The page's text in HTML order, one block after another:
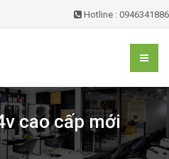
Hotline : 0946341886
cao cấp mới